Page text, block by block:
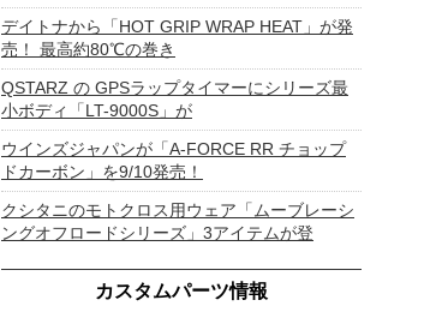
デイトナから「HOT GRIP WRAP HEAT」が発
売！ 最高約80℃の巻き
QSTARZ の GPSラップタイマーにシリーズ最
小ボディ「LT-9000S」が
ウインズジャパンが「A-FORCE RR チョップ
ドカーボン」を9/10発売！
クシタニのモトクロス用ウェア「ムーブレーシ
ングオフロードシリーズ」3アイテムが登
カスタムパーツ情報